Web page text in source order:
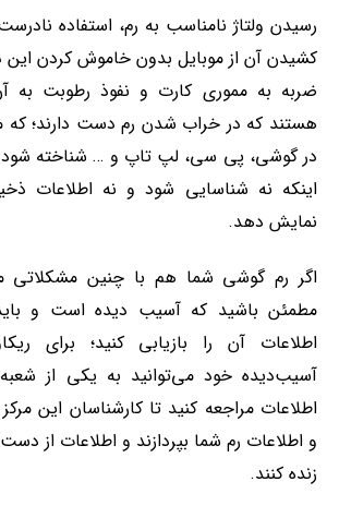
رسیدن ولتاژ نامناسب به رم، استفاده
کشیدن آن از موبایل بدون خاموش کردن این
ضربه به مموری کارت و نفوذ رطوبت به
هستند که در خراب شدن رم دست دارند؛
در گوشی، پی سی، لپ تاپ و … شناخته شود
اینکه نه شناسایی شود و نه اطلاعات
نمایش دهد.
اگر رم گوشی شما هم با چنین مشکلاتی
مطمئن باشید که آسیب دیده است و
اطلاعات آن را بازیابی کنید؛ برای
آسیب‌دیده خود می‌توانید به یکی از
اطلاعات مراجعه کنید تا کارشناسان این مرکز
و اطلاعات رم شما بپردازند و اطلاعات از دست
زنده کنند.